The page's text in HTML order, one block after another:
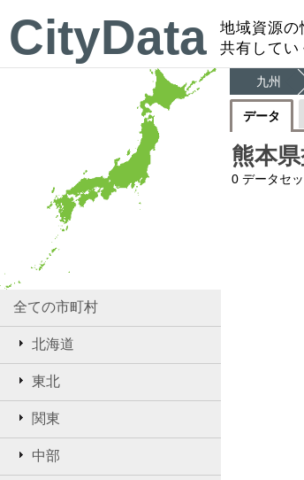
CityData
地域資源の
共有してい
全ての市町村
北海道
東北
関東
中部
九州
データ
熊本
0 データセ